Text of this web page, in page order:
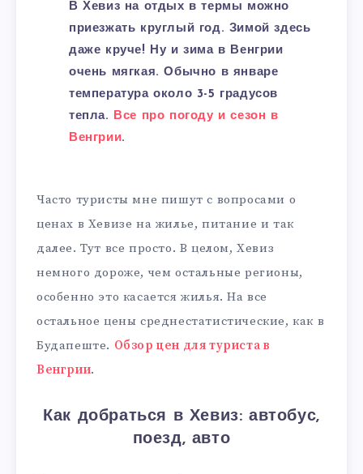
В Хевиз на отдых в термы можно
приезжать круглый год. Зимой здесь
даже круче! Ну и зима в Венгрии
очень мягкая. Обычно в январе
температура около 3-5 градусов
тепла. Все про погоду и сезон в
Венгрии.
Часто туристы мне пишут с вопросами о
ценах в Хевизе на жилье, питание и так
далее. Тут все просто. В целом, Хевиз
немного дороже, чем остальные регионы,
особенно это касается жилья. На все
остальное цены среднестатистические, как в
Будапеште. Обзор цен для туриста в
Венгрии.
Как добраться в Хевиз: автобус,
поезд, авто